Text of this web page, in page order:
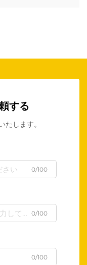
する
たします。
0/100
0/100
0/100